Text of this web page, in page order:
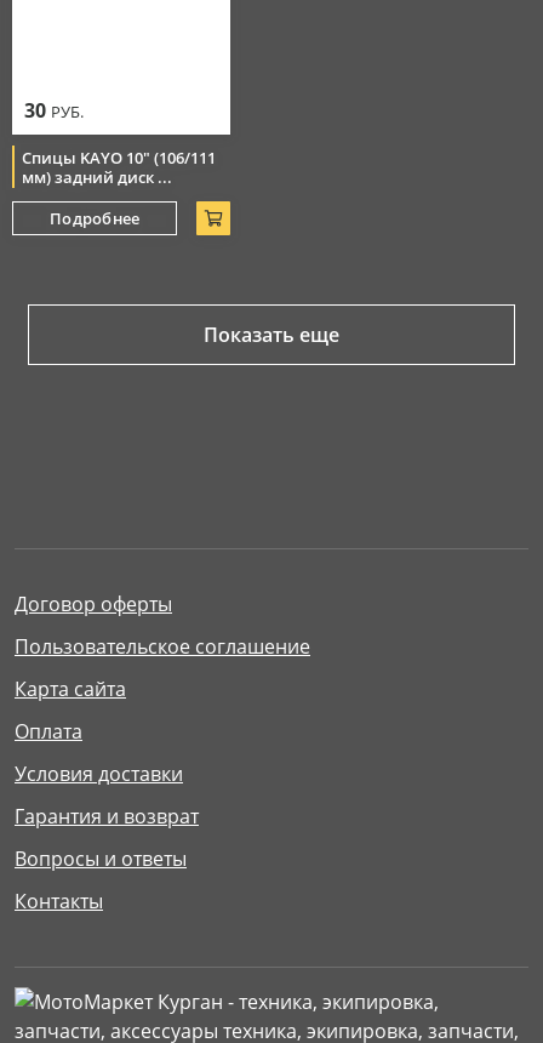
30 РУБ.
Спицы KAYO 10" (106/111
мм) задний диск ...
Подробнее
Показать еще
Договор оферты
Пользовательское соглашение
Карта сайта
Оплата
Условия доставки
Гарантия и возврат
Вопросы и ответы
Контакты